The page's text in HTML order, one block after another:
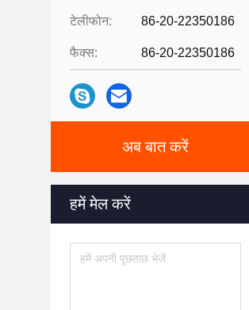
टेलीफोन: 86-20-22350186
फैक्स: 86-20-22350186
अब बात करें
हमें मेल करें